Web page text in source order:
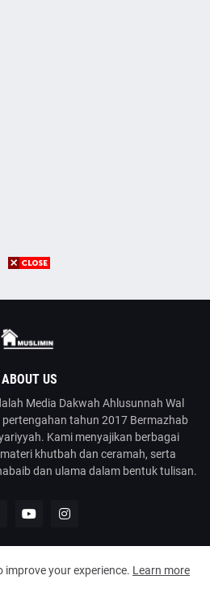
ABOUT US
Media Dakwah Ahlusunnah Wal
tahun 2017 Bermazhab
Kami menyajikan berbagai
khutbah dan ceramah, serta
dan ulama dalam bentuk tulisan.
Dakwah Ahlusunnah Wal Jama'ah
improve your experience. Learn more